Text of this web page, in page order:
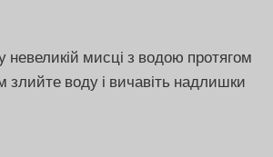
невеликій мисці з водою протягом
злийте воду і вичавіть надлишки